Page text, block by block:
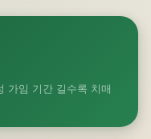
가임 기간 길수록 치매